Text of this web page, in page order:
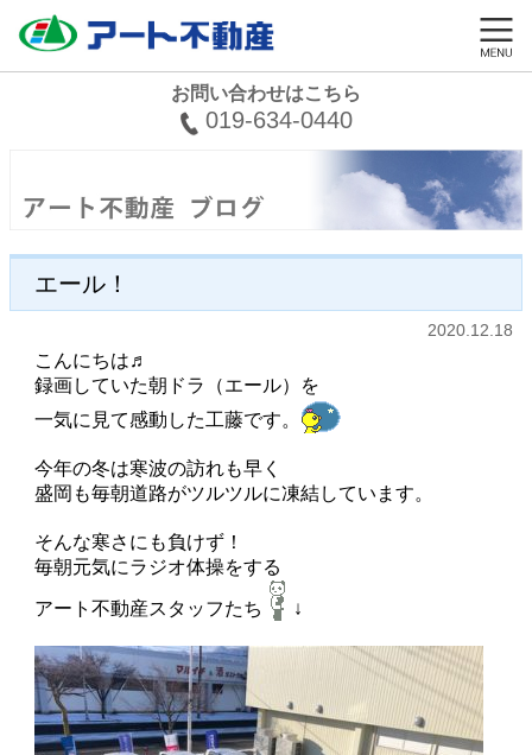
お問い合わせはこちら
019-634-0440
エール！
2020.12.18
こんにちは♬
録画していた朝ドラ（エール）を
一気に見て感動した工藤です。
今年の冬は寒波の訪れも早く
盛岡も毎朝道路がツルツルに凍結しています。
そんな寒さにも負けず！
毎朝元気にラジオ体操をする
アート不動産スタッフたち ↓